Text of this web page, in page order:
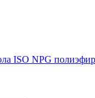
ISO NPG